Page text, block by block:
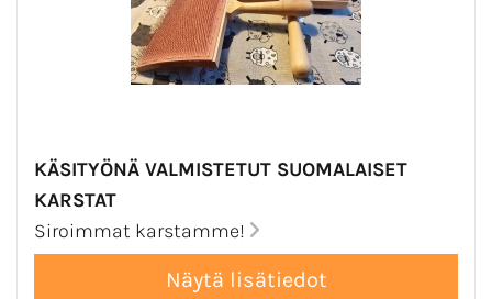
KÄSITYÖNÄ VALMISTETUT SUOMALAISET
KARSTAT
Siroimmat karstamme!